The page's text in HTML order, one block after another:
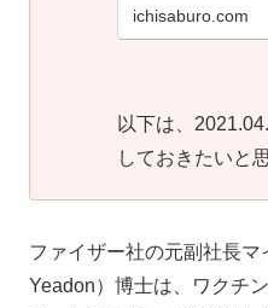
ichisaburo.com
以下は、
しておきたいと
ファイザー社の元副社長
Yeadon）博士は、ワクチ